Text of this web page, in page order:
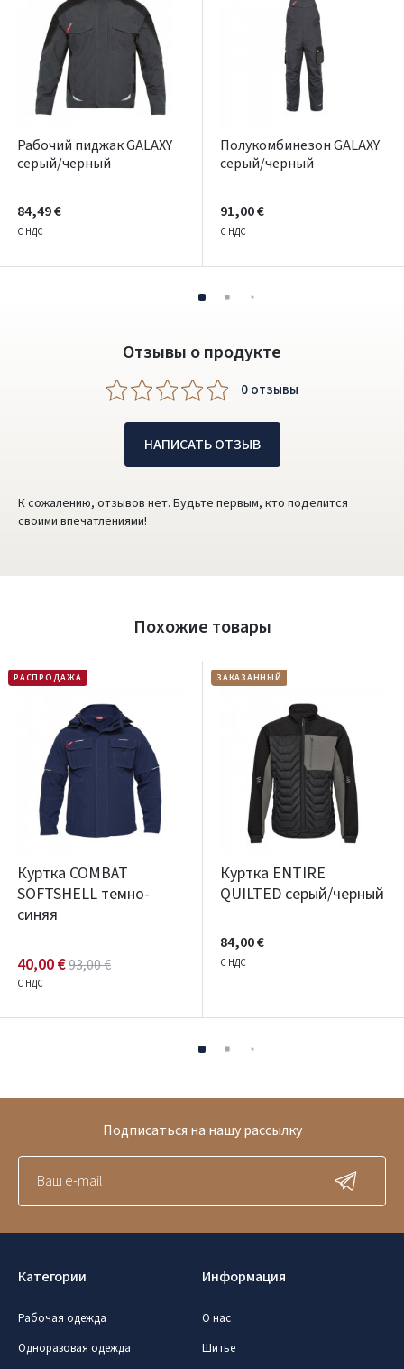
Рабочий пиджак GALAXY
серый/черный
84,49 €
С НДС
Полукомбинезон GALAXY
серый/черный
91,00 €
С НДС
Отзывы о продукте
0 oтзывы
НАПИСАТЬ ОТЗЫВ
К сожалению, отзывов нет. Будьте первым, кто поделится
своими впечатлениями!
Написать отзыв
Похожие товары
РАСПРОДАЖА
Куртка COMBAT
SOFTSHELL темно-
синяя
40,00 €93,00 €
С НДС
ЗАКАЗАННЫЙ
Куртка ENTIRE
QUILTED серый/черный
84,00 €
С НДС
Категории
Рабочая одежда
Одноразовая одежда
Информация
О нас
Шитье
Подписаться на нашу рассылку
Pamiršote slaptažodį?